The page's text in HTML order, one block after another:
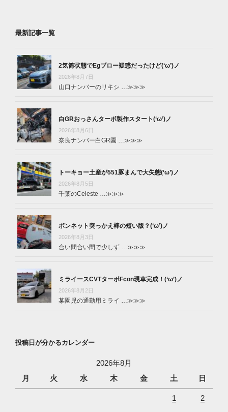
最新記事一覧
2気筒状態でEgブロー疑惑だったけど(‘ω’)ノ
2026年8月7日
山口ナンバーのリキシ …≫≫≫
白GRおっさんターボ製作スタート(‘ω’)ノ
2026年8月6日
奈良ナンバー白GR園 …≫≫≫
トーキョー土産が551豚まんで大失態(‘ω’)ノ
2026年8月5日
千葉のCeleste …≫≫≫
ボンネット突っかえ棒の短い版？(‘ω’)ノ
2026年8月3日
合い間合い間で少しず …≫≫≫
ミライースCVTターボFcon現車完成！(‘ω’)ノ
2026年8月2日
某園児の通勤用ミライ …≫≫≫
投稿日が分かるカレンダー
2026年8月
月
火 水 木 金 土 日
1 2